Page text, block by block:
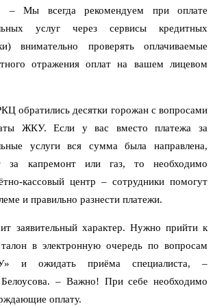
– Мы всегда рекомендуем при оплате
услуг через сервисы кредитных
внимательно проверять оплачиваемые
отражения оплат на вашем лицевом
обратились десятки горожан с вопросами
ЖКУ. Если у вас вместо платежа за
услуги вся сумма была направлена,
за капремонт или газ, то необходимо
кассовый центр – сотрудники помогут
и правильно разнести платежи.
заявительный характер. Нужно прийти к
в электронную очередь по вопросам
и ожидать приёма специалиста, –
– Важно! При себе необходимо
оплату.